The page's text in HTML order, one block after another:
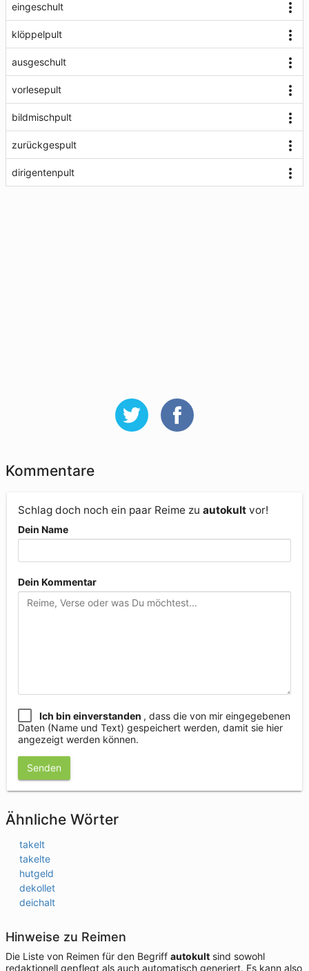
eingeschult
klöppelpult
ausgeschult
vorlesepult
bildmischpult
zurückgespult
dirigentenpult
Kommentare
Schlag doch noch ein paar Reime zu autokult vor!
Dein Name
Dein Kommentar
Ich bin einverstanden , dass die von mir eingegebenen
Daten (Name und Text) gespeichert werden, damit sie hier
angezeigt werden können.
Senden
Ähnliche Wörter
takelt
takelte
hutgeld
dekollet
deichalt
Hinweise zu Reimen
Die Liste von Reimen für den Begriff autokult sind sowohl
redaktionell gepflegt als auch automatisch generiert. Es kann also